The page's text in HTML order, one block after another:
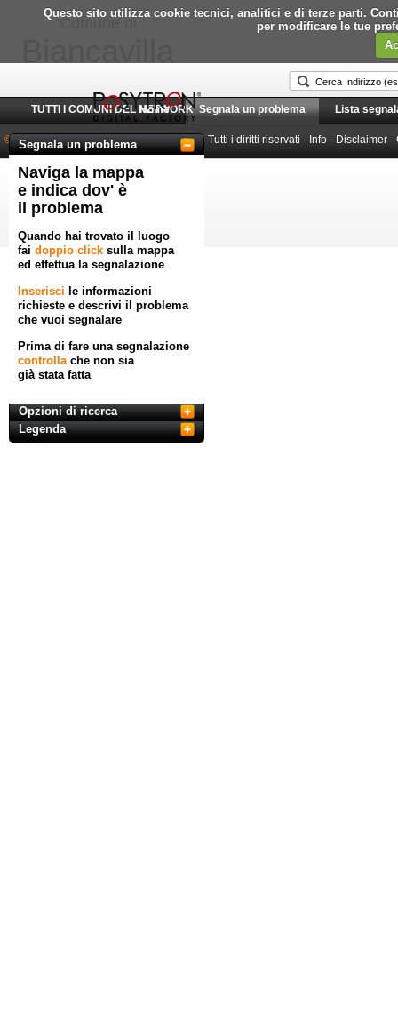
Questo sito utilizza cookie tecnici, analitici e di terze parti.
per modificare le tue
TUTTI I COMUNI DEL NETWORK
Home Segnala un problema Lista
Segnala un problema
Naviga la mappa
e indica dov' è
il problema
Quando hai trovato il luogo
fai doppio click sulla mappa
ed effettua la segnalazione
Inserisci le informazioni
richieste e descrivi il problema
che vuoi segnalare
Prima di fare una segnalazione
controllache non sia
già stata fatta
Opzioni di ricerca
Legenda
© 2010-2026 Posytron Engineering S.r.l.- Tutti i diritti riservati - Info - Disclaimer -
Powered by GeoWorkflow